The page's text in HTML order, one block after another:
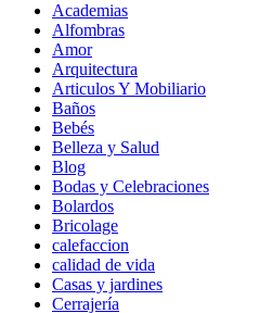
Academias
Alfombras
Amor
Arquitectura
Articulos Y Mobiliario
Baños
Bebés
Belleza y Salud
Blog
Bodas y Celebraciones
Bolardos
Bricolage
calefaccion
calidad de vida
Casas y jardines
Cerrajería